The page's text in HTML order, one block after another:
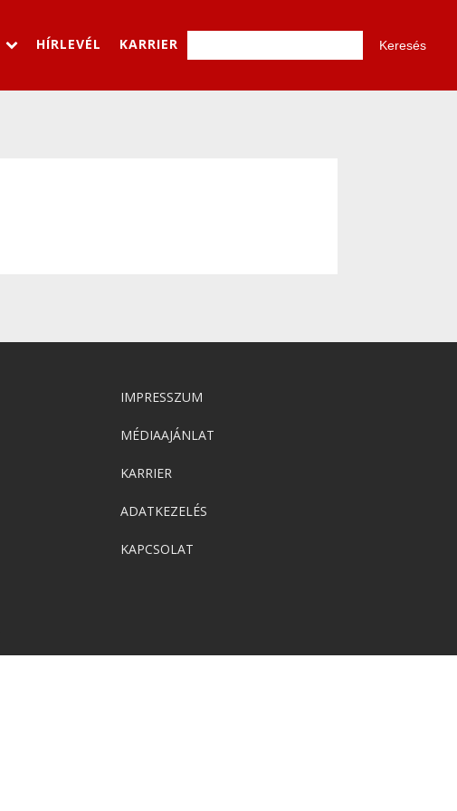
HÍRLEVÉL KARRIER
IMPRESSZUM
MÉDIAAJÁNLAT
KARRIER
ADATKEZELÉS
KAPCSOLAT